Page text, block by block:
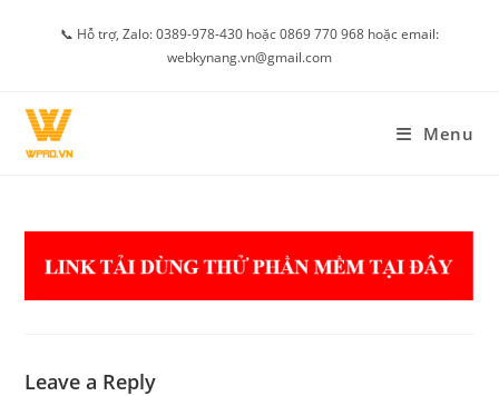
📞 Hỗ trợ, Zalo: 0389-978-430 hoặc 0869 770 968 hoặc email:
webkynang.vn@gmail.com
Menu
Leave a Reply